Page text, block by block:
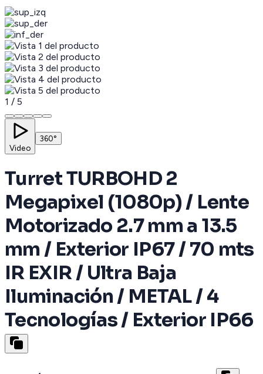
1 / 5
Video
360°
Turret TURBOHD 2
Megapixel (1080p) / Lente
Motorizado 2.7 mm a 13.5
mm / Exterior IP67 / 70 mts
IR EXIR / Ultra Baja
Iluminación / METAL / 4
Tecnologías / Exterior IP66